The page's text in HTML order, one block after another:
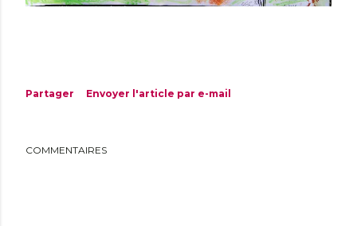
Partager Envoyer l'article par e-mail
COMMENTAIRES